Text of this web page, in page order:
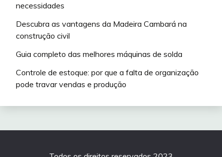
necessidades
Descubra as vantagens da Madeira Cambará na
construção civil
Guia completo das melhores máquinas de solda
Controle de estoque: por que a falta de organização
pode travar vendas e produção